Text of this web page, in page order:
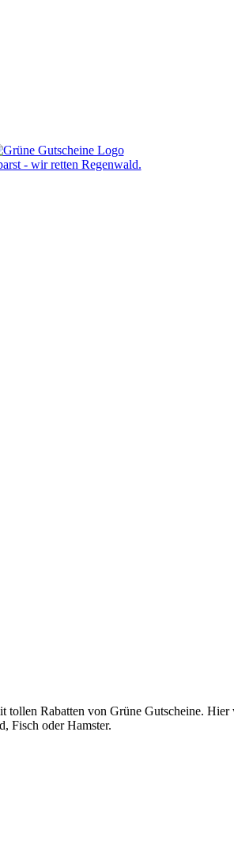
- wir retten Regenwald.
tollen Rabatten von Grüne Gutscheine. Hier
Fisch oder Hamster.